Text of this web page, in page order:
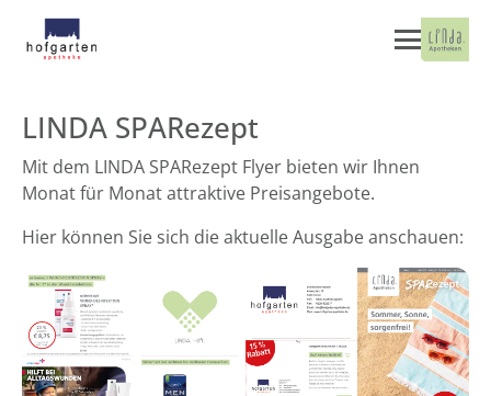
LINDA SPARezept
Mit dem LINDA SPARezept Flyer bieten wir Ihnen
Monat für Monat attraktive Preisangebote.
Hier können Sie sich die aktuelle Ausgabe anschauen: